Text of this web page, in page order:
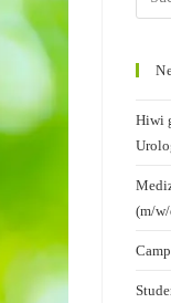
Hiwi
(m/